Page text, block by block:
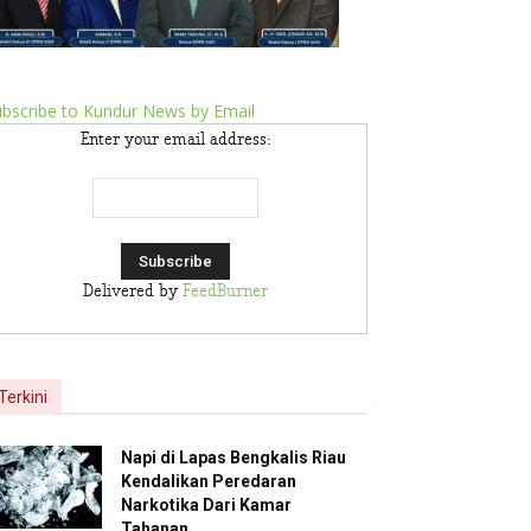
to Kundur News by Email
Enter your email address:
Delivered by FeedBurner
Napi di Lapas Bengkalis Riau
Kendalikan Peredaran
Narkotika Dari Kamar